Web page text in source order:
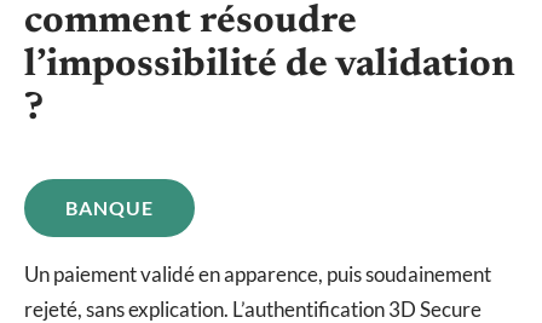
comment résoudre
l’impossibilité de validation
?
BANQUE
Un paiement validé en apparence, puis soudainement
rejeté, sans explication. L’authentification 3D Secure